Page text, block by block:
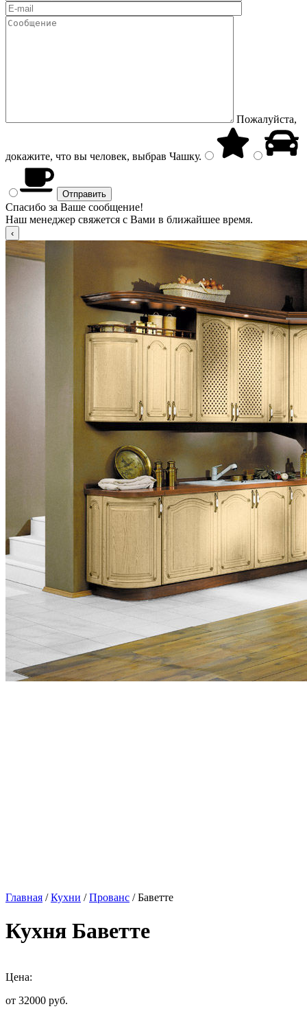
Пожалуйста,
докажите, что вы человек, выбрав Чашку.
Спасибо за Ваше сообщение!
Наш менеджер свяжется с Вами в ближайшее время.
Главная /Кухни /Прованс / Баветте
Кухня Баветте
Цена:
от 32000 руб.